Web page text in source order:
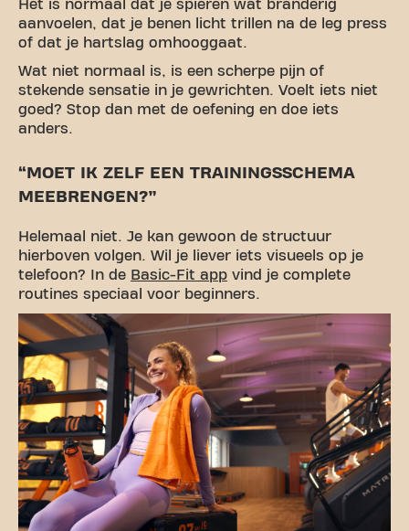
Het is normaal dat je spieren wat branderig
aanvoelen, dat je benen licht trillen na de leg press
of dat je hartslag omhooggaat.
Wat niet normaal is, is een scherpe pijn of
stekende sensatie in je gewrichten. Voelt iets niet
goed? Stop dan met de oefening en doe iets
anders.
“MOET IK ZELF EEN TRAININGSSCHEMA
MEEBRENGEN?”
Helemaal niet. Je kan gewoon de structuur
hierboven volgen. Wil je liever iets visueels op je
telefoon? In de Basic-Fit app vind je complete
routines speciaal voor beginners.